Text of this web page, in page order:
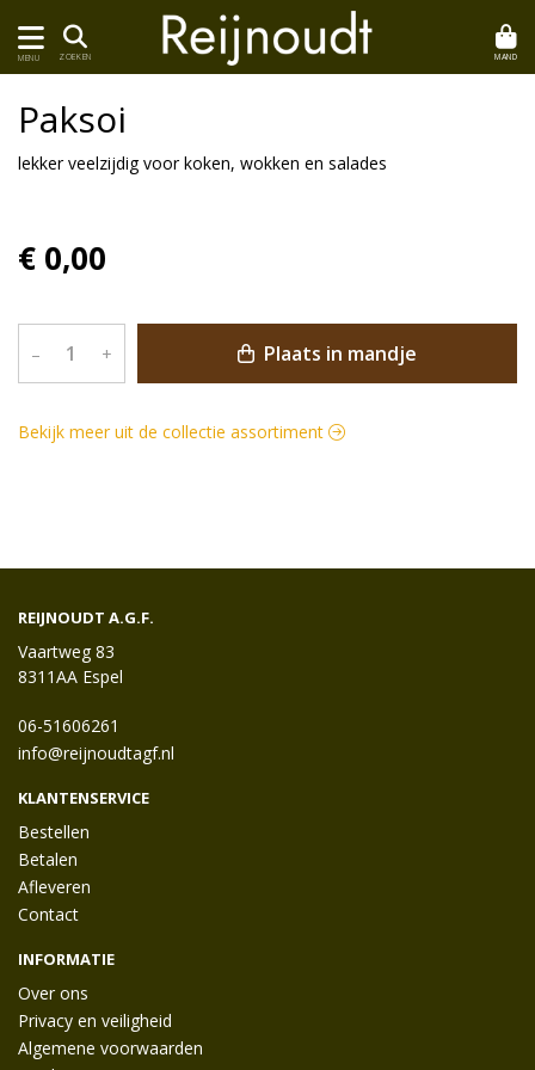
MENU ZOEKEN MAND
Paksoi
lekker veelzijdig voor koken, wokken en salades
€ 0,00
– + Plaats in mandje
Bekijk meer uit de collectie assortiment
REIJNOUDT A.G.F.
Vaartweg 83
8311AA Espel
06-51606261
info@reijnoudtagf.nl
KLANTENSERVICE
Bestellen
Betalen
Afleveren
Contact
INFORMATIE
Over ons
Privacy en veiligheid
Algemene voorwaarden